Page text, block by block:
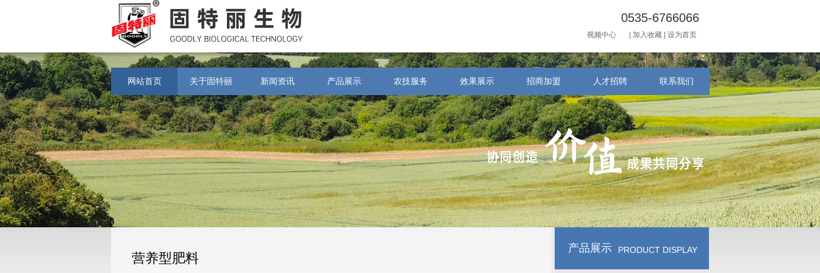
0535-6766066
视频中心 加入收藏 设为首页
网站首页 关于固特丽 新闻资讯 产品展示 农技服务 效果展示 招商加盟 人才招聘 联系我们
营养型肥料
产品展示 PRODUCT DISPLAY